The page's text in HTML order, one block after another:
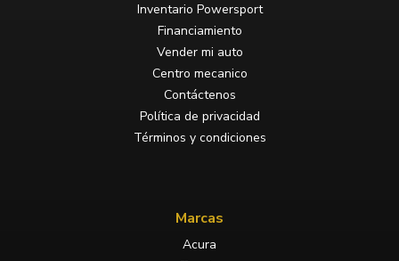
Inventario Powersport
Financiamiento
Vender mi auto
Centro mecanico
Contáctenos
Política de privacidad
Términos y condiciones
Marcas
Acura